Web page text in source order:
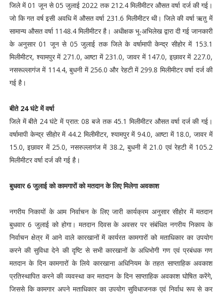
जिले में 01 जून से 05 जुलाई 2022 तक 212.4 मिलीमीटर औसत वर्षा दर्ज की गई।
जो कि गत वर्ष इसी अवधि में औसत वर्षा 231.6 मिलीमीटर थी। जिले की वर्षा ऋतु में
सामान्य औसत वर्षा 1148.4 मिलीमीटर है। अधीक्षक भू-अभिलेख द्वारा दी गई जानकारी
के अनुसार 01 जून से 05 जुलाई तक जिले के वर्षामापी केन्द्र सीहोर में 153.1
मिलीमीटर, श्यामपुर में 271.0, आष्टा में 231.0, जावर में 147.0, इछावर में 227.0,
नसरूल्लागंज में 114.4, बुधनी में 256.0 और रेहटी में 299.8 मिलीमीटर वर्षा दर्ज की
गई है।
बीते 24 घंटे में वर्षा
जिले में बीते 24 घंटे में प्रात: 08 बजे तक 45.1 मिलीमीटर औसत वर्षा दर्ज की गई।
वर्षामापी केन्द्र सीहोर में 44.2 मिलीमीटर, श्यामपुर में 94.0, आष्टा में 18.0, जावर में
15.0, इछावर में 25.0, नसरुल्लागंज में 38.2, बुधनी में 21.0 एवं रेहटी में 105.2
मिलीमीटर वर्षा दर्ज की गई है।
बुधवार 6 जुलाई को कामगारों को मतदान के लिए मिलेगा अवकाश
नगरीय निकायों के आम निर्वाचन के लिए जारी कार्यक्रम अनुसार सीहोर में मतदान
बुधवार 6 जुलाई को होगा। मतदान दिवस के अवसर पर संबंधित नगरीय निकाय के
निर्वाचन क्षेत्र में आने वाले कारखानों में कार्यरत कामगारों को मताधिकार का उपयोग
करने की सुविधा देने की दृष्टि से सभी कारखानों के अधिभोगी गण एवं प्रबंधक गण
मतदान के दिन कामगारों के लिये कारखाना अधिनियम के तहत साप्ताहिक अवकाश
प्रतिस्थापित करने की व्यवस्था कर मतदान के दिन साप्ताहिक अवकाश घोषित करेंगे,
जिससे कि कामगार अपने मताधिकार का उपयोग सुविधाजनक एवं निर्वाध रूप से कर